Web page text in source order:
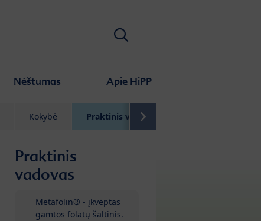
Nėštumas Apie HiPP
Ieškoti
Kokybė Praktinis vadovas
Praktinis
vadovas
Metafolin® - įkvėptas
gamtos folatų šaltinis.